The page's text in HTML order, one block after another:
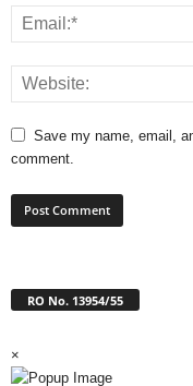
Save my name, email,
comment.
RO No. 13954/55
×